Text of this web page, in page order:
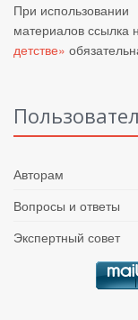
При использовании
материалов ссылка
детстве»
Авторам
Вопросы и ответы
Экспертный совет